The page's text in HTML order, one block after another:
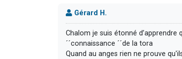
Gérard H.
Chalom je suis étonné
´´connaissance ´´de la tora
Quand au anges rien ne prouve